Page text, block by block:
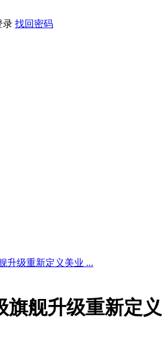
录 找回密码
升级重新定义美业 ...
舰升级重新定